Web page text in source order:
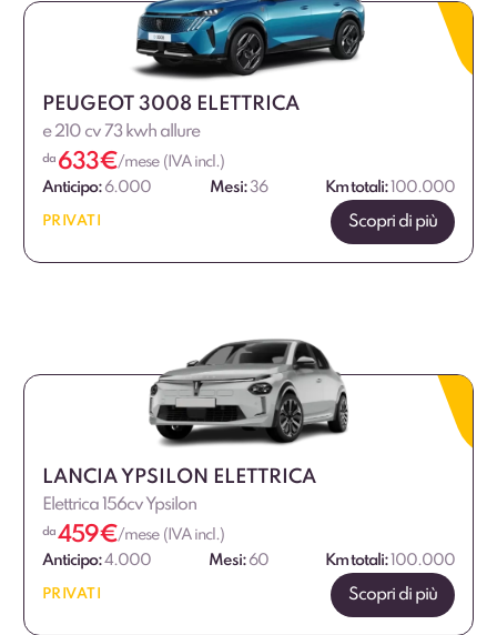
PEUGEOT 3008 ELETTRICA
e 210 cv 73 kwh allure
da 633€/mese (IVA incl.)
Anticipo: 6.000 Mesi:36 Km totali: 100.000
PRIVATI Scopri di più
LANCIA YPSILON ELETTRICA
Elettrica 156cv Ypsilon
da 459€/mese (IVA incl.)
Anticipo:4.000 Mesi: 60 Km totali: 100.000
PRIVATI Scopri di più